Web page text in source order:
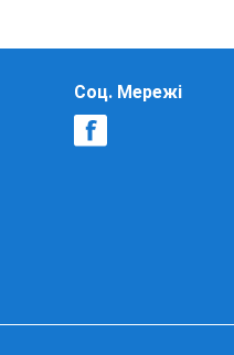
Соц. Мережі